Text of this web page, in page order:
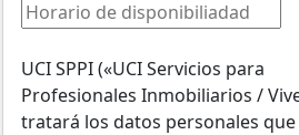
UCI SPPI («UCI Servicios para
Profesionales Inmobiliarios /
tratará los datos personales que